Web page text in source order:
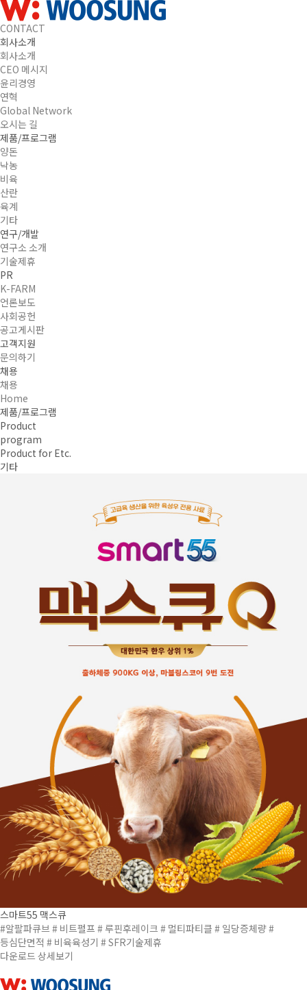
CONTACT
회사소개
회사소개
CEO 메시지
윤리경영
연혁
Global Network
오시는 길
제품/프로그램
양돈
낙농
비육
산란
육계
기타
연구/개발
연구소 소개
기술제휴
PR
K-FARM
언론보도
사회공헌
공고게시판
고객지원
문의하기
채용
채용
Home
제품/프로그램
Product
program
Product for Etc.
기타
스마트55 맥스큐
#알팔파큐브 # 비트펄프# 루핀후레이크 # 멀티파티클 # 일당증체량#
등심단면적 # 비육육성기 # SFR기술제휴
다운로드상세보기